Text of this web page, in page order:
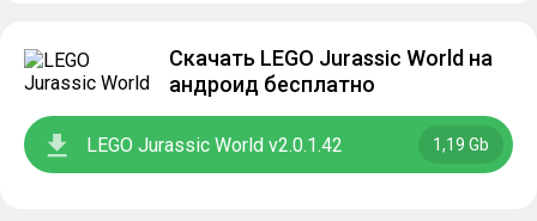
Скачать LEGO Jurassic World на
андроид бесплатно
LEGO Jurassic World v2.0.1.42 1,19 Gb